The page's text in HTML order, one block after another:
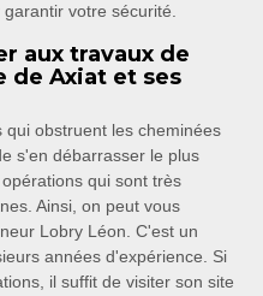
votre sécurité.
aux travaux de
de Axiat et ses
obstruent les cheminées
s'en débarrasser le plus
qui sont très
Ainsi, on peut vous
Lobry Léon. C'est un
années d'expérience. Si
il suffit de visiter son site